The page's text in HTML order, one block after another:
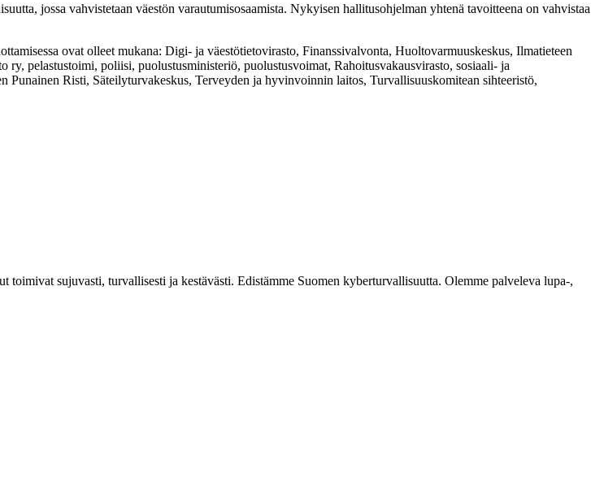
jossa vahvistetaan väestön varautumisosaamista. Nykyisen hallitusohjelman yhtenä tavoitteena on vahvistaa
ovat olleet mukana: Digi- ja väestötietovirasto, Finanssivalvonta, Huoltovarmuuskeskus, Ilmatieteen
pelastustoimi, poliisi, puolustusministeriö, puolustusvoimat, Rahoitusvakausvirasto, sosiaali- ja
Punainen Risti, Säteilyturvakeskus, Terveyden ja hyvinvoinnin laitos, Turvallisuuskomitean sihteeristö,
sujuvasti, turvallisesti ja kestävästi. Edistämme Suomen kyberturvallisuutta. Olemme palveleva lupa-,